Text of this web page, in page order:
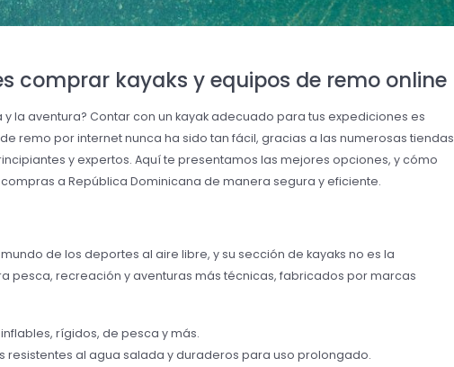
comprar kayaks y equipos de remo online
y la aventura? Contar con un kayak adecuado para tus expediciones es
remo por internet nunca ha sido tan fácil, gracias a las numerosas tiendas
y expertos. Aquí te presentamos las mejores opciones, y cómo
a República Dominicana de manera segura y eficiente.
de los deportes al aire libre, y su sección de kayaks no es la
pesca, recreación y aventuras más técnicas, fabricados por marcas
inflables, rígidos, de pesca y más.
resistentes al agua salada y duraderos para uso prolongado.